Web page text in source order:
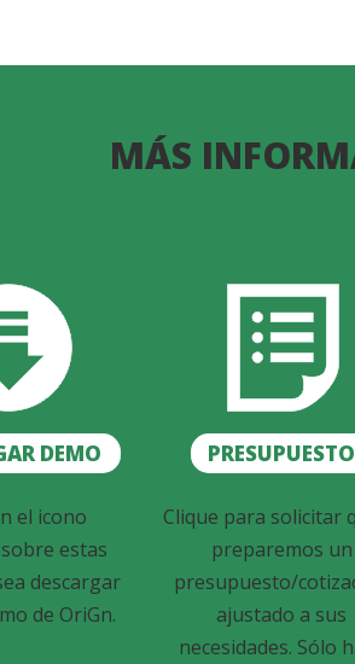
MÁS
DEMO PRESUPUESTO
el icono
estas
descargar
de OriGn.
Clique para solicitar
preparemos un
presupuesto/
ajustado a sus
necesidades. Sólo